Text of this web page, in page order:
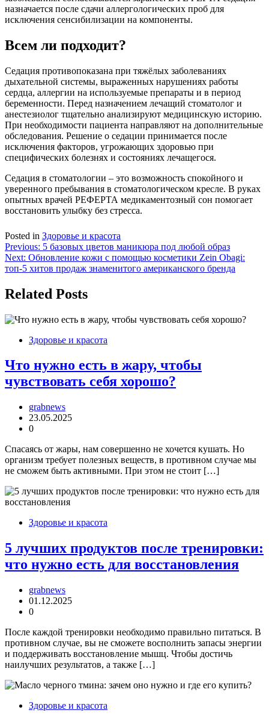
назначается после сдачи аллергологических проб для
исключения сенсибилизации на компоненты.
Всем ли подходит?
Седация противопоказана при тяжёлых заболеваниях
дыхательной системы, выраженных нарушениях работы
сердца, аллергии на используемые препараты и в период
беременности. Перед назначением лечащий стоматолог и
анестезиолог тщательно анализируют медицинскую историю.
При необходимости пациента направляют на дополнительные
обследования. Решение о седации принимается после
исключения факторов, угрожающих здоровью при
специфических болезнях и состояниях лечащегося.
Седация в стоматологии – это возможность спокойного и
уверенного пребывания в стоматологическом кресле. В руках
опытных врачей РЕФЕРТА медикаментозный сон помогает
восстановить улыбку без стресса.
Posted in Здоровье и красота
Навигация
по
Previous: 5 базовых цветов маникюра под любой образ
Next: Обновление кожи с помощью косметики Zein Obagi:
топ-5 хитов продаж знаменитого американского бренда
Related Posts
Здоровье и красота
Что нужно есть в жару, чтобы
чувствовать себя хорошо?
grabnews
23.05.2025
0
Спасаясь от жары, нам совершенно не хочется кушать. Но
организм требует полезных веществ, в противном случае мы
не сможем быть активными. При этом не стоит […]
Здоровье и красота
5 лучших продуктов после тренировки:
что нужно есть для восстановления
grabnews
01.12.2025
0
После каждой тренировки необходимо правильно питаться. В
противном случае, вы не сможете восполнить запасы энергии
и поддерживать восстановление мышц. Чтобы достичь
наилучших результатов, а также […]
Здоровье и красота